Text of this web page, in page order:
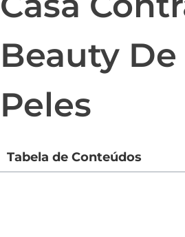
Beauty
Peles
Tabela de Conteúdos